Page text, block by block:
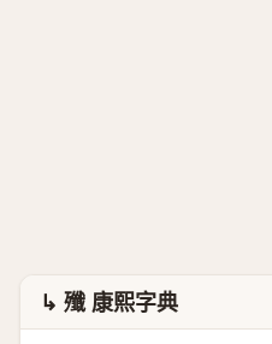
↳ 殲 康熙字典